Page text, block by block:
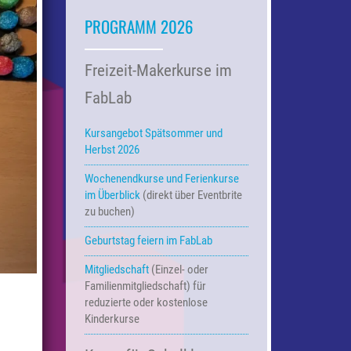
PROGRAMM 2026
Freizeit-Makerkurse im
FabLab
Kursangebot Spätsommer und
Herbst 2026
Wochenendkurse und Ferienkurse
im Überblick(direkt über Eventbrite
zu buchen)
Geburtstag feiern im FabLab
Mitgliedschaft(Einzel- oder
Familienmitgliedschaft) für
reduzierte oder kostenlose
Kinderkurse